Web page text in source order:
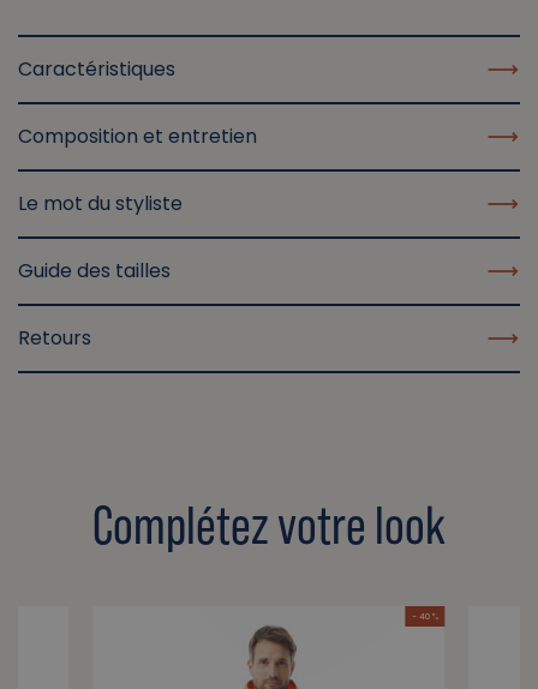
Caractéristiques
Composition et entretien
Le mot du styliste
Guide des tailles
Retours
Complétez votre look
- 40 %